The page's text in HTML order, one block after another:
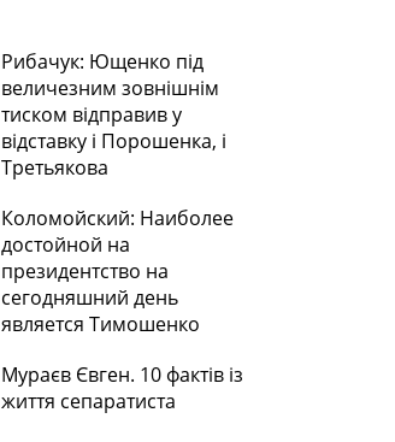
Рибачук: Ющенко під
величезним зовнішнім
тиском відправив у
відставку і Порошенка, і
Третьякова
Коломойский: Наиболее
достойной на
президентство на
сегодняшний день
является Тимошенко
Мураєв Євген. 10 фактів із
життя сепаратиста